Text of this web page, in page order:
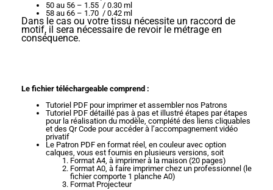
50 au 56 – 1.55 / 0.30 ml
58 au 66 – 1.70 / 0.42 ml
Dans le cas ou votre tissu nécessite un raccord de
motif, il sera nécessaire de revoir le métrage en
conséquence.
Le fichier téléchargeable comprend :
Tutoriel PDF pour imprimer et assembler nos Patrons
Tutoriel PDF détaillé pas à pas et illustré étapes par étapes
pour la réalisation du modèle, complété des liens cliquables
et des Qr Code pour accéder à l’accompagnement vidéo
privatif
Le Patron PDF en format réel, en couleur avec option
calques, vous est fournis en plusieurs versions, soit
Format A4, à imprimer à la maison (20 pages)
Format A0, à faire imprimer chez un professionnel (le
fichier comporte 1 planche A0)
Format Projecteur